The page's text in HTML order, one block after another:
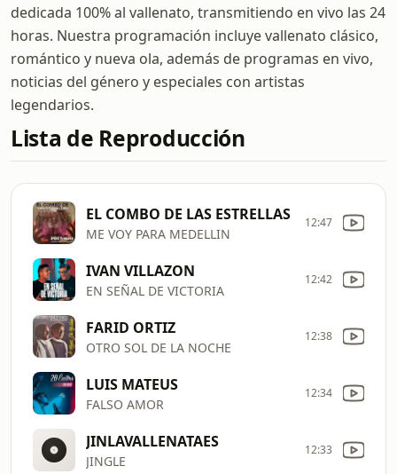
dedicada 100% al vallenato, transmitiendo en vivo las 24
horas. Nuestra programación incluye vallenato clásico,
romántico y nueva ola, además de programas en vivo,
noticias del género y especiales con artistas
legendarios.
Lista de Reproducción
EL COMBO DE LAS ESTRELLAS
ME VOY PARA MEDELLIN
12:47
IVAN VILLAZON
EN SEÑAL DE VICTORIA
12:42
FARID ORTIZ
OTRO SOL DE LA NOCHE
12:38
LUIS MATEUS
FALSO AMOR
12:34
JINLAVALLENATAES
JINGLE
12:33